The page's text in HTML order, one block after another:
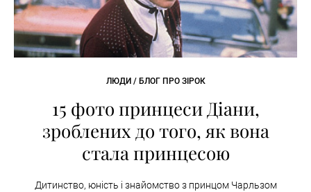
ЛЮДИ / БЛОГ ПРО ЗІРОК
15 фото принцеси Діани,
зроблених до того, як вона
стала принцесою
Дитинство, юність і знайомство з принцом Чарльзом